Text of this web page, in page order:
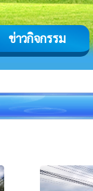
ข่าวกิจกรรม